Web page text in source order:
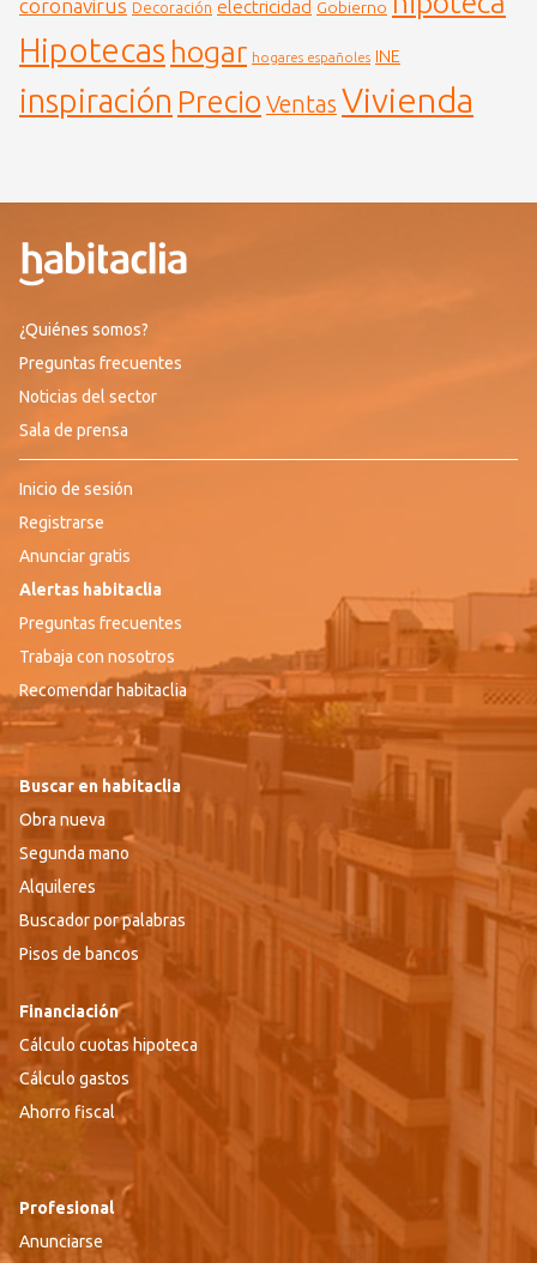
coronavirus Decoración electricidad Gobierno
Hipotecas hogar hogares españoles INE
inspiración Precio Ventas Vivienda
¿Quiénes somos?
Preguntas frecuentes
Noticias del sector
Sala de prensa
Inicio de sesión
Registrarse
Anunciar gratis
Alertas habitaclia
Preguntas frecuentes
Trabaja con nosotros
Recomendar habitaclia
Buscar en habitaclia
Obra nueva
Segunda mano
Alquileres
Buscador por palabras
Pisos de bancos
Financiación
Cálculo cuotas hipoteca
Cálculo gastos
Ahorro fiscal
Profesional
Anunciarse